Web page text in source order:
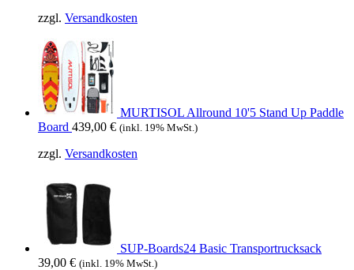
war:
ist:
zzgl. Versandkosten
MURTISOL Allround 10'5 Stand Up Paddle
Board 439,00 € (inkl. 19% MwSt.)
zzgl. Versandkosten
SUP-Boards24 Basic Transportrucksack
39,00 € (inkl. 19% MwSt.)